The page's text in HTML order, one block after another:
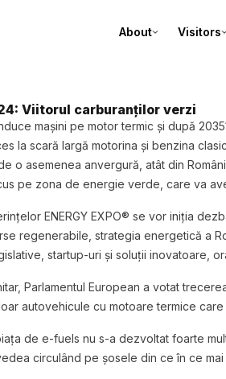
About Visitors
Viitorul carburanților verzi
mașini pe motor termic și după
la scară largă motorina și benzina
o asemenea anvergură, atât din
pe zona de energie verde, care va
ENERGY EXPO® se vor iniția
regenerabile, strategia energetică a
startup-uri și soluții inovatoare,
Parlamentul European a votat
autovehicule cu motoare termice
de e-fuels nu s-a dezvoltat foarte
circulând pe șosele din ce în ce